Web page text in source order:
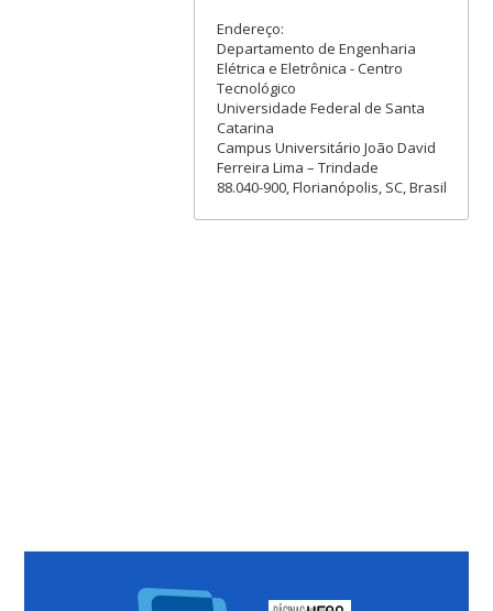
Endereço:
Departamento de Engenharia
Elétrica e Eletrônica - Centro
Tecnológico
Universidade Federal de Santa
Catarina
Campus Universitário João David
Ferreira Lima – Trindade
88.040-900, Florianópolis, SC, Brasil